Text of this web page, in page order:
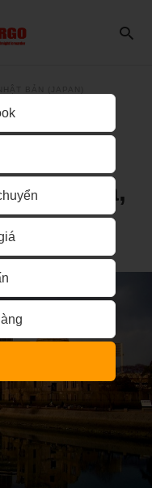
hóa từ